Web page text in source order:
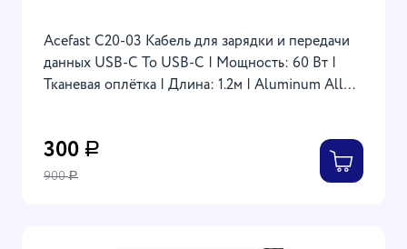
Acefast C20-03 Кабель для зарядки и передачи
данных USB-C To USB-C | Мощность: 60 Вт |
Тканевая оплётка | Длина: 1.2м | Aluminum Alloy
300 Р
900Р